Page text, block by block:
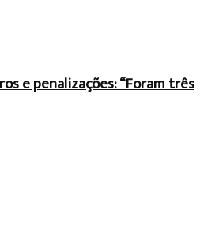
e penalizações: “Foram três